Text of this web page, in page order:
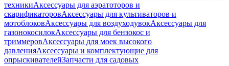
техникиАксессуары для аэратоторов и
скарификаторовАксессуары для культиваторов и
мотоблоковАксессуары для воздуходувокАксессуары для
газонокосилокАксессуары для бензокос и
триммеровАксессуары для моек высокого
давленияАксессуары и комплектующие для
опрыскивателейЗапчасти для садовых